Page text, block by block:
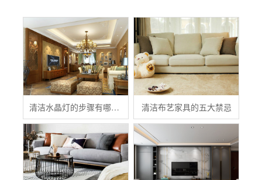
清洁水晶灯的步骤有哪些？ 清洁布艺家具的五大禁忌